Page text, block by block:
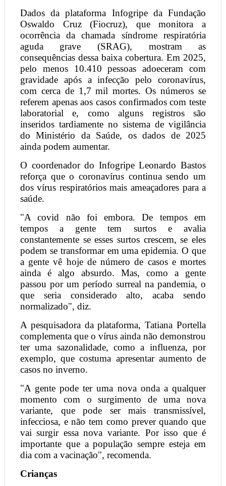
Dados da plataforma Infogripe da Fundação
Oswaldo Cruz (Fiocruz), que monitora a
ocorrência da chamada síndrome respiratória
aguda grave (SRAG), mostram as
consequências dessa baixa cobertura. Em 2025,
pelo menos 10.410 pessoas adoeceram com
gravidade após a infecção pelo coronavírus,
com cerca de 1,7 mil mortes. Os números se
referem apenas aos casos confirmados com teste
laboratorial e, como alguns registros são
inseridos tardiamente no sistema de vigilância
do Ministério da Saúde, os dados de 2025
ainda podem aumentar.
O coordenador do Infogripe Leonardo Bastos
reforça que o coronavírus continua sendo um
dos vírus respiratórios mais ameaçadores para a
saúde.
"A covid não foi embora. De tempos em
tempos a gente tem surtos e avalia
constantemente se esses surtos crescem, se eles
podem se transformar em uma epidemia. O que
a gente vê hoje de número de casos e mortes
ainda é algo absurdo. Mas, como a gente
passou por um período surreal na pandemia, o
que seria considerado alto, acaba sendo
normalizado", diz.
A pesquisadora da plataforma, Tatiana Portella
complementa que o vírus ainda não demonstrou
ter uma sazonalidade, como a influenza, por
exemplo, que costuma apresentar aumento de
casos no inverno.
"A gente pode ter uma nova onda a qualquer
momento com o surgimento de uma nova
variante, que pode ser mais transmissível,
infecciosa, e não tem como prever quando que
vai surgir essa nova variante. Por isso que é
importante que a população sempre esteja em
dia com a vacinação", recomenda.
Crianças